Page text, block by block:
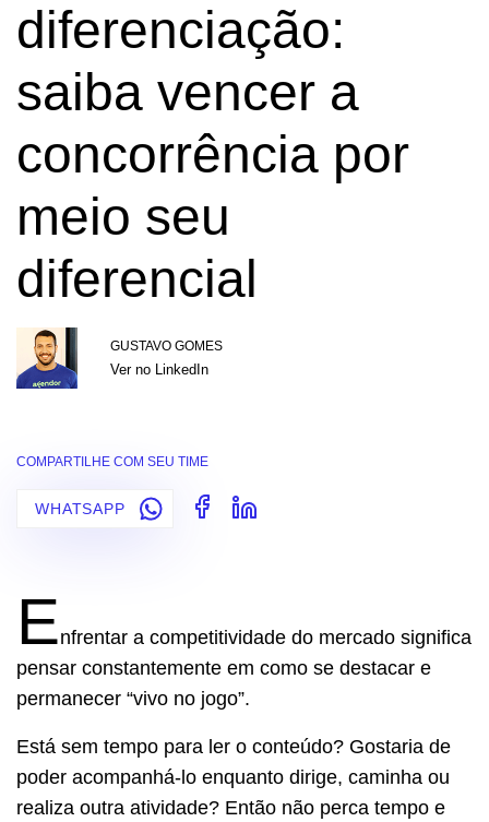
diferenciação:
saiba vencer a
concorrência por
meio seu
diferencial
GUSTAVO GOMES
Ver no LinkedIn
COMPARTILHE COM SEU TIME
WHATSAPP
Enfrentar a competitividade do mercado significa
pensar constantemente em como se destacar e
permanecer “vivo no jogo”.
Está sem tempo para ler o conteúdo? Gostaria de
poder acompanhá-lo enquanto dirige, caminha ou
realiza outra atividade? Então não perca tempo e